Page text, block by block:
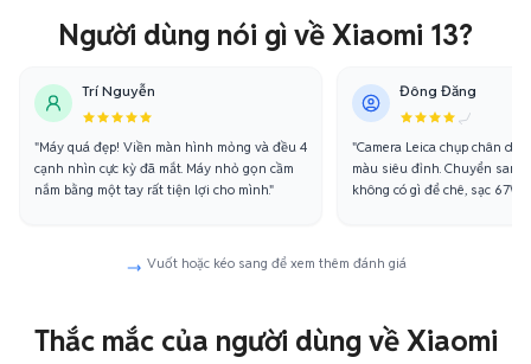
Người dùng nói gì về Xiaomi 13?
Trí Nguyễn
"Máy quá đẹp! Viền màn hình mỏng và đều 4
cạnh nhìn cực kỳ đã mắt. Máy nhỏ gọn cầm
nắm bằng một tay rất tiện lợi cho mình."
Đông Đăng
"Camera Leica chụp chân
màu siêu đỉnh. Chuyển sang
không có gì để chê, sạc 67W
Vuốt hoặc kéo sang để xem thêm đánh giá
Thắc mắc của người dùng về Xiaomi